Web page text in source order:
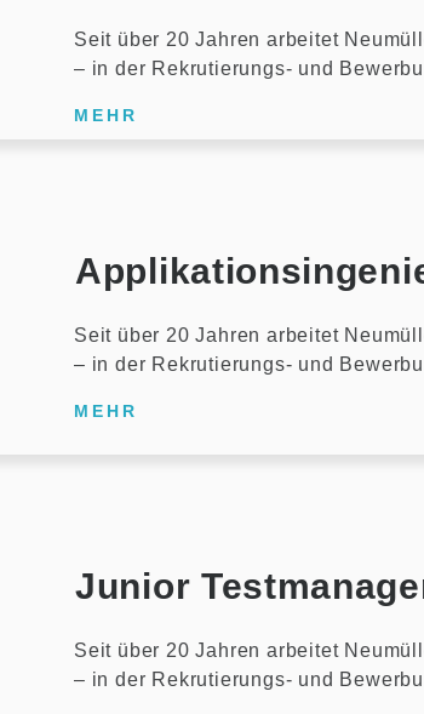
Seit über 20 Jahren arbeitet
– in der Rekrutierungs- und
MEHR
Seit über 20 Jahren arbeitet
– in der Rekrutierungs- und
MEHR
Junior
Seit über 20 Jahren arbeitet
– in der Rekrutierungs- und